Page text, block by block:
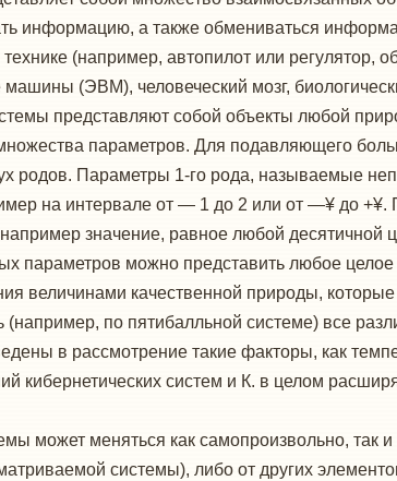
информацию, а также обмениваться
технике (например, автопилот или
(ЭВМ), человеческий мозг,
представляют собой объекты любой
параметров. Для подавляющего
родов. Параметры 1-го рода, называемые
на интервале от — 1 до 2 или от —¥ до
значение, равное любой десятичной
параметров можно представить любое
величинами качественной природы,
(например, по пятибалльной системе) все
в рассмотрение такие факторы, как
кибернетических систем и К. в целом
может меняться как самопроизвольно, так
системы), либо от других